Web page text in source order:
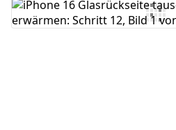
Kommentar hinzufügen